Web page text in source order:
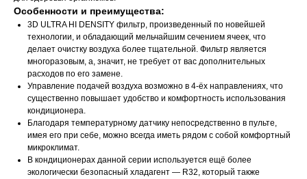
Особенности и преимущества:
3D ULTRA HI DENSITY фильтр, произведенный по новейшей
технологии, и обладающий мельчайшим сечением ячеек, что
делает очистку воздуха более тщательной. Фильтр является
многоразовым, а, значит, не требует от вас дополнительных
расходов по его замене.
Управление подачей воздуха возможно в 4-ёх направлениях, что
существенно повышает удобство и комфортность использования
кондиционера.
Благодаря температурному датчику непосредственно в пульте,
имея его при себе, можно всегда иметь рядом с собой комфортный
микроклимат.
В кондиционерах данной серии используется ещё более
экологически безопасный хладагент — R32, который также